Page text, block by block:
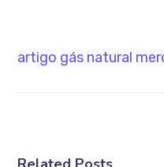
artigo gás natural